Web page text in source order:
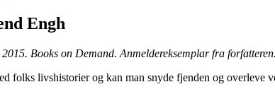
Engh
Books on Demand. Anmeldereksemplar fra
folks livshistorier og kan man snyde fjenden og overleve